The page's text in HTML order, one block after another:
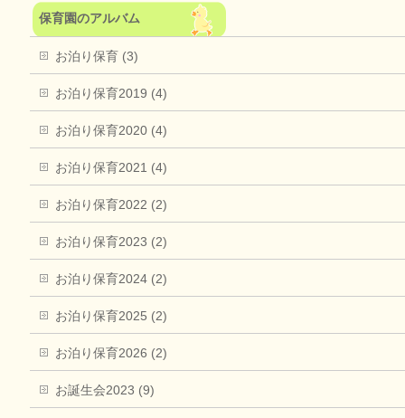
保育園のアルバム
お泊り保育 (3)
お泊り保育2019 (4)
お泊り保育2020 (4)
お泊り保育2021 (4)
お泊り保育2022 (2)
お泊り保育2023 (2)
お泊り保育2024 (2)
お泊り保育2025 (2)
お泊り保育2026 (2)
お誕生会2023 (9)